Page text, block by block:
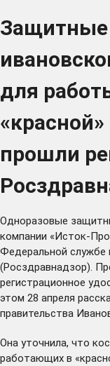
для
прошли
Одноразовые
компании «Исток-
Федеральной службе
(Росздравнадзор).
регистрационное
этом 28 апреля
правительства
Она уточнила, что
работающих в